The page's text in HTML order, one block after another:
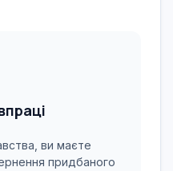
ви маєте
придбаного